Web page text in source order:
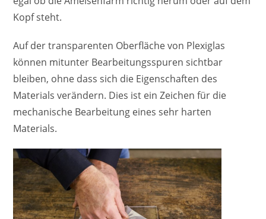
Kopf steht.
Auf der transparenten Oberfläche von Plexiglas
können mitunter Bearbeitungsspuren sichtbar
bleiben, ohne dass sich die Eigenschaften des
Materials verändern. Dies ist ein Zeichen für die
mechanische Bearbeitung eines sehr harten
Materials.